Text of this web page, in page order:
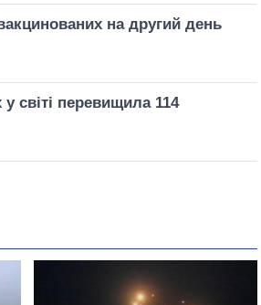
на другий день
світі перевищила 114